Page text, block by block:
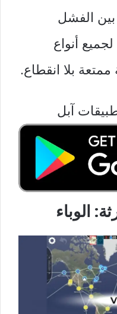
بين الفشل
أنواع
ممتعة بلا انقطاع.
الوباء